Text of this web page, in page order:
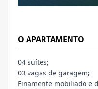
O APARTAMENTO
04 suítes;
03 vagas de garagem;
Finamente mobiliado e